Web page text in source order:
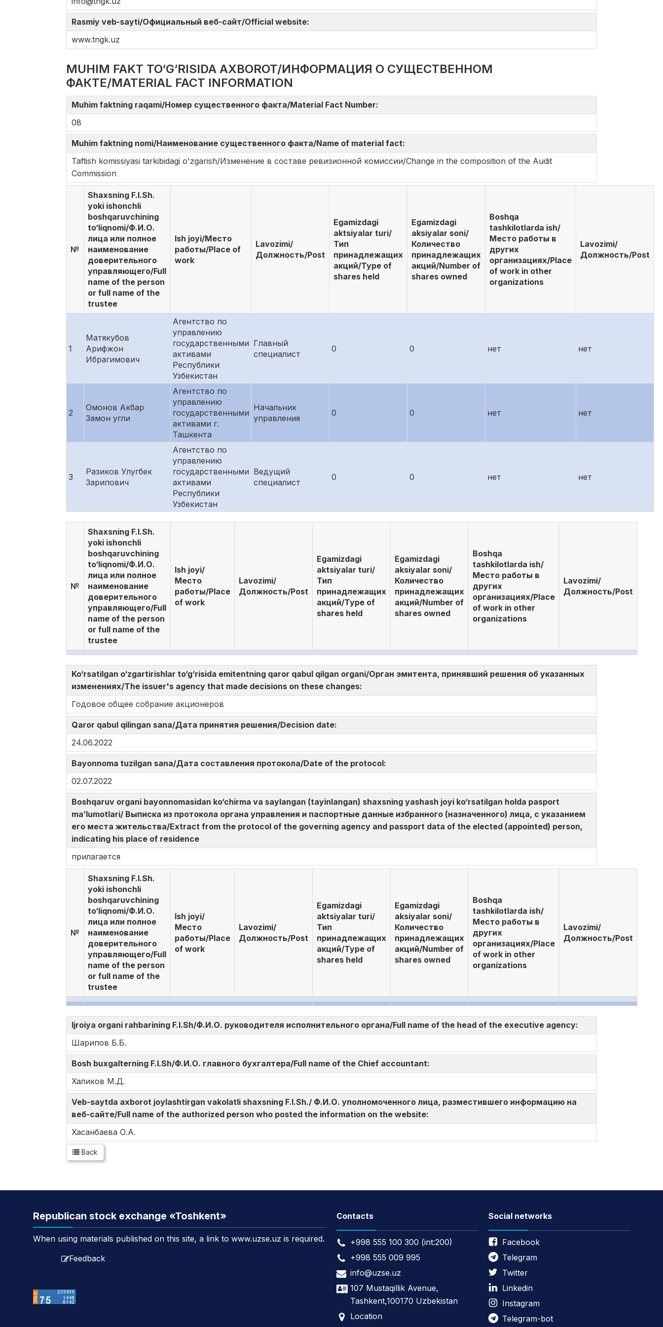
Rasmiy veb-sayti/Официальный веб-сайт/Official website:
www.tngk.uz
MUHIM FAKT TO‘G‘RISIDA AXBOROT/ИНФОРМАЦИЯ О СУЩЕСТВЕННОМ
ФАКТЕ/MATERIAL FACT INFORMATION
Muhim faktning raqami/Номер существенного факта/Material Fact Number:
08
Muhim faktning nomi/Наименование существенного факта/Name of material fact:
Taftish komissiyasi tarkibidagi o'zgarish/Изменение в составе ревизионной комиссии/Change in the composition of the Audit
Commission
№
Shaxsning F.I.Sh.
yoki ishonchli
boshqaruvchining
to‘liqnomi/Ф.И.О.
лица или полное
наименование
доверительного
управляющего/Full
name of the person
or full name of the
trustee
Ish joyi/Место
работы/Place of
work
Lavozimi/
Должность/Post
Egamizdagi
aktsiyalar turi/
Тип
принадлежащих
акций/Type of
shares held
Egamizdagi
aksiyalar soni/
Количество
принадлежащих
акций/Number of
shares owned
Boshqa
tashkilotlarda ish/
Место работы в
других
организациях/Place
of work in other
organizations
Lavozimi/
Должность/Post
1
Матякубов
Арифжон
Ибрагимович
Агентство по
управлению
государственными
активами
Республики
Узбекистан
Главный
специалист
0 0 нет нет
2
Омонов Акбар
Замон угли
Агентство по
управлению
государственными
активами г.
Ташкента
Начальник
управления
0 0 нет нет
3
Разиков Улугбек
Зарипович
Агентство по
управлению
государственными
активами
Республики
Узбекистан
Ведущий
специалист
0 0 нет нет
№
Shaxsning F.I.Sh.
yoki ishonchli
boshqaruvchining
to‘liqnomi/Ф.И.О.
лица или полное
наименование
доверительного
управляющего/Full
name of the person
or full name of the
trustee
Ish joyi/
Место
работы/Place
of work
Lavozimi/
Должность/Post
Egamizdagi
aktsiyalar turi/
Тип
принадлежащих
акций/Type of
shares held
Egamizdagi
aksiyalar soni/
Количество
принадлежащих
акций/Number of
shares owned
Boshqa
tashkilotlarda ish/
Место работы в
других
организациях/Place
of work in other
organizations
Lavozimi/
Должность/Post
Ko‘rsatilgan o‘zgartirishlar to‘g‘risida emitentning qaror qabul qilgan organi/Орган эмитента, принявший решения об указанных
изменениях/The issuer's agency that made decisions on these changes:
Годовое общее собрание акционеров
Qaror qabul qilingan sana/Дата принятия решения/Decision date:
24.06.2022
Bayonnoma tuzilgan sana/Дата составления протокола/Date of the protocol:
02.07.2022
Boshqaruv organi bayonnomasidan ko‘chirma va saylangan (tayinlangan) shaxsning yashash joyi ko‘rsatilgan holda pasport
ma’lumotlari/ Выписка из протокола органа управления и паспортные данные избранного (назначенного) лица, с указанием
его места жительства/Extract from the protocol of the governing agency and passport data of the elected (appointed) person,
indicating his place of residence
прилагается
№
Shaxsning F.I.Sh.
yoki ishonchli
boshqaruvchining
to‘liqnomi/Ф.И.О.
лица или полное
наименование
доверительного
управляющего/Full
name of the person
or full name of the
trustee
Ish joyi/
Место
работы/Place
of work
Lavozimi/
Должность/Post
Egamizdagi
aktsiyalar turi/
Тип
принадлежащих
акций/Type of
shares held
Egamizdagi
aksiyalar soni/
Количество
принадлежащих
акций/Number of
shares owned
Boshqa
tashkilotlarda ish/
Место работы в
других
организациях/Place
of work in other
organizations
Lavozimi/
Должность/Post
Ijroiya organi rahbarining F.I.Sh/Ф.И.О. руководителя исполнительного органа/Full name of the head of the executive agency:
Шарипов Б.Б.
Bosh buxgalterning F.I.Sh/Ф.И.О. главного бухгалтера/Full name of the Chief accountant:
Халиков М.Д.
Veb-saytda axborot joylashtirgan vakolatli shaxsning F.I.Sh./ Ф.И.О. уполномоченного лица, разместившего информацию на
веб-сайте/Full name of the authorized person who posted the information on the website:
Хасанбаева О.А.
Back
Republican stock exchange «Toshkent»
When using materials published on this site, a link to www.uzse.uz is required.
Feedback
Contacts
+998 555 100 300 (int:200)
+998 555 009 995
info@uzse.uz
107 Mustaqillik Avenue,
Tashkent,100170 Uzbekistan
Location
Social networks
Facebook
Telegram
Twitter
Linkedin
Instagram
Telegram-bot